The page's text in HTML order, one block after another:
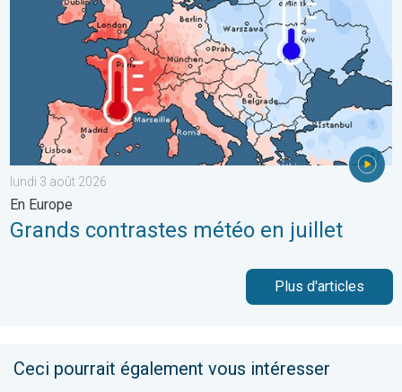
lundi 3 août 2026
En Europe
Grands contrastes météo en juillet
Plus d'articles
Ceci pourrait également vous intéresser